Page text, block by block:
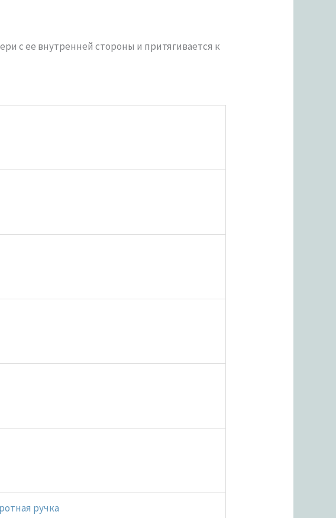
с ее внутренней стороны и притягивается к
ручка